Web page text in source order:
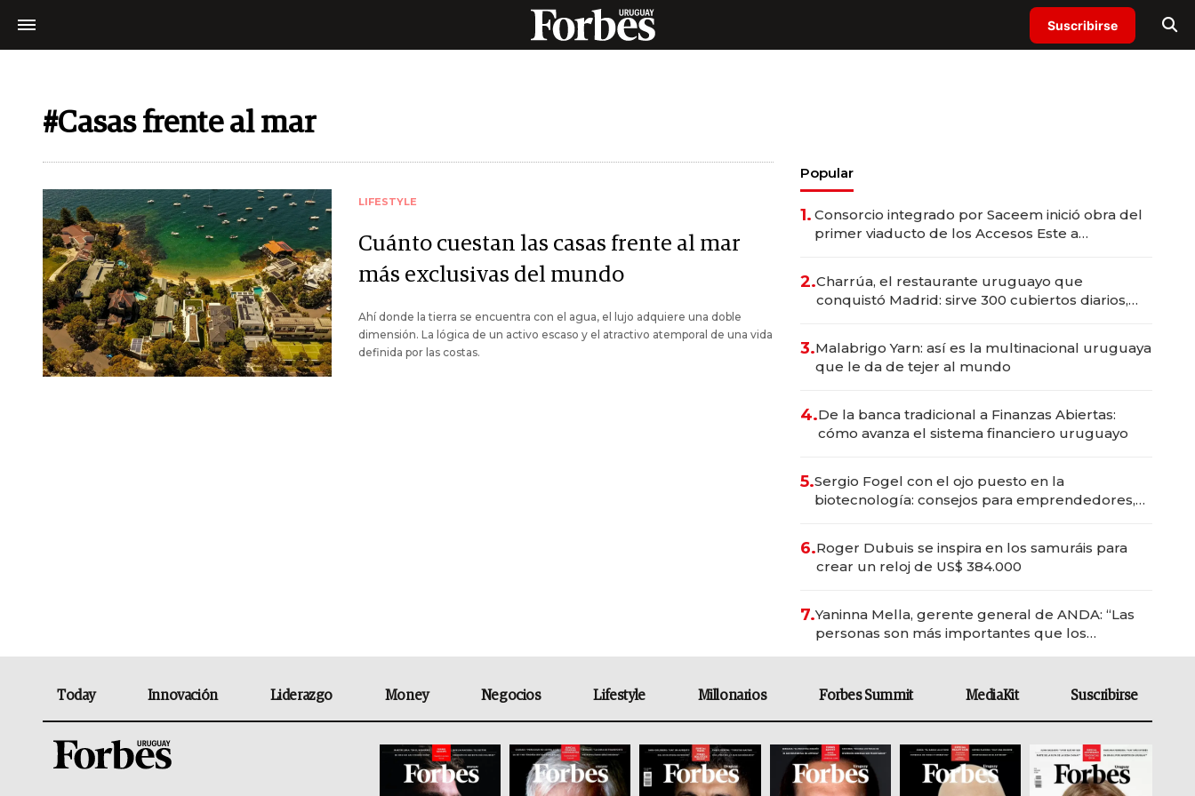
Suscribirse
#Casas frente al mar
LIFESTYLE
Cuánto cuestan las casas frente al mar
más exclusivas del mundo
Ahí donde la tierra se encuentra con el agua, el lujo adquiere una doble
dimensión. La lógica de un activo escaso y el atractivo atemporal de una vida
definida por las costas.
Popular
1. Consorcio integrado por Saceem inició obra del
primer viaducto de los Accesos Este a
2.Charrúa, el restaurante uruguayo que
conquistó Madrid: sirve 300 cubiertos diarios,
3.Malabrigo Yarn: así es la multinacional uruguaya
que le da de tejer al mundo
4.De la banca tradicional a Finanzas Abiertas:
cómo avanza el sistema financiero uruguayo
5.Sergio Fogel con el ojo puesto en la
biotecnología: consejos para emprendedores,
6.Roger Dubuis se inspira en los samuráis para
crear un reloj de US$ 384.000
7.Yaninna Mella, gerente general de ANDA: “Las
personas son más importantes que los
Today Innovación Liderazgo Money Negocios Lifestyle Millonarios Forbes Summit MediaKit Suscribirse